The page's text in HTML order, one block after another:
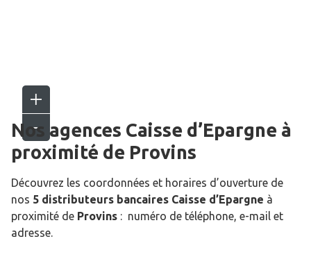
Nos agences Caisse d’Epargne à
proximité de Provins
Découvrez les coordonnées et horaires d’ouverture de
nos 5 distributeurs bancaires Caisse d’Epargne à
proximité de Provins : numéro de téléphone, e-mail et
adresse.